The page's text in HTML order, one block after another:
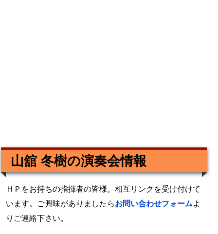
山舘 冬樹の演奏会情報
ＨＰをお持ちの指揮者の皆様。相互リンクを受け付けて
います。ご興味がありましたらお問い合わせフォームよ
りご連絡下さい。